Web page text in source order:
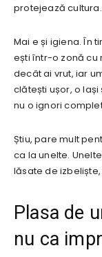
protejează cultura.
Mai e și igiena. În
ești într-o zonă cu
decât ai vrut, iar
clătești ușor, o lași
nu o ignori
Știu, pare mult
ca la unelte.
lăsate de izbeliște,
Plasa de
nu ca